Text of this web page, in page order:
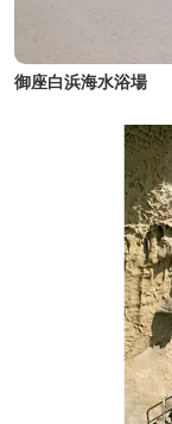
御座白浜海水浴場